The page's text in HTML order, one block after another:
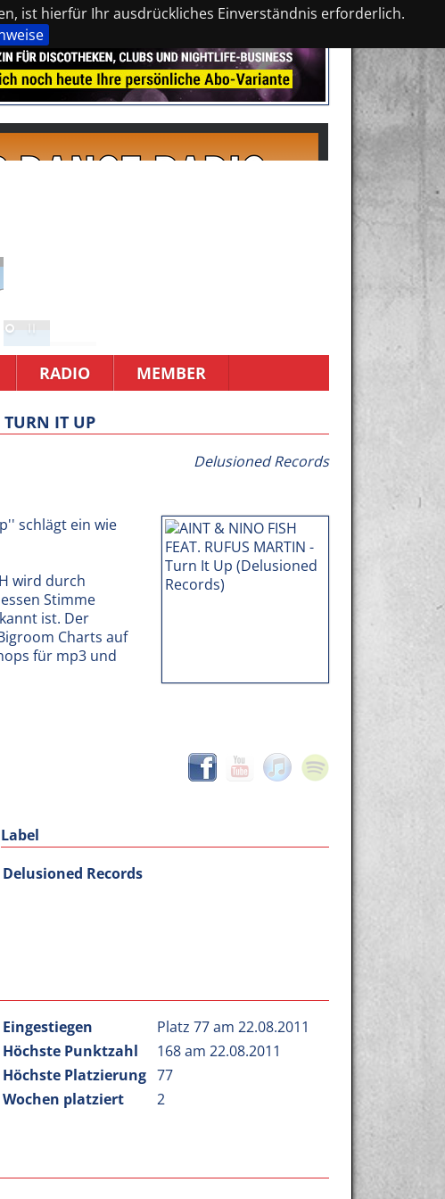
ist hierfür Ihr ausdrückliches Einverständnis erforderlich.
RADIO MEMBER
IT UP
Delusioned Records
schlägt ein wie
wird durch
Stimme
ist. Der
Charts auf
für mp3 und
Label
Delusioned Records
Eingestiegen
Platz 77 am 22.08.2011
Höchste Punktzahl
168 am 22.08.2011
Höchste Platzierung 77
Wochen platziert
2